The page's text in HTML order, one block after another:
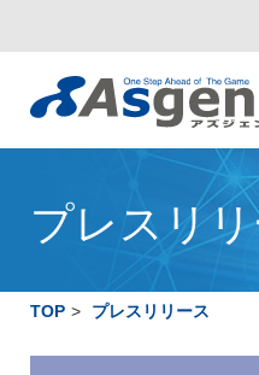
プレスリ
TOP > プレスリリース